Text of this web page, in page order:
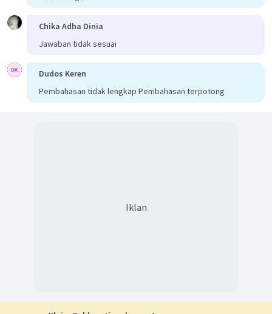
Chika Adha Dinia
Jawaban tidak sesuai
Dudos Keren
Pembahasan tidak lengkap Pembahasan terpotong
Iklan